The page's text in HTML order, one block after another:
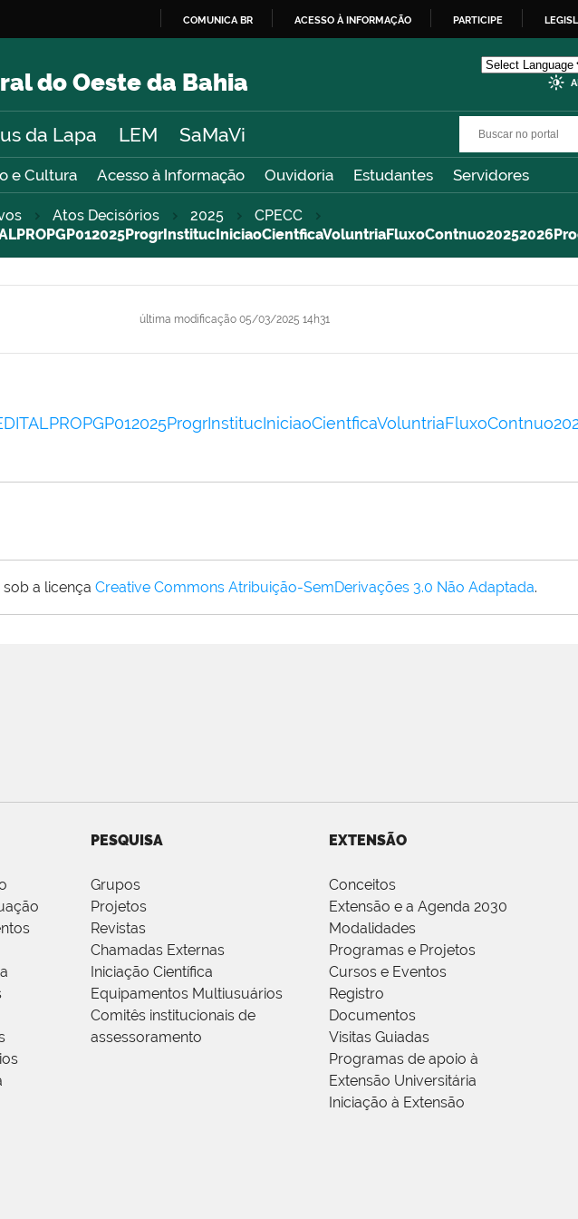
O
COMUNICA BR ACESSO À INFORMAÇÃO PARTICIPE
do Oeste da Bahia
da Lapa LEM SaMaVi
e Cultura Acesso à Informação Ouvidoria Estudantes Servidores
Atos Decisórios 2025
CPECC
última modificação 05/03/2025 14h31
a licença Creative Commons Atribuição-SemDerivações 3.0 Não Adaptada.
PESQUISA
Grupos
Projetos
Revistas
Chamadas Externas
Iniciação Científica
Equipamentos Multiusuários
Comitês institucionais de
assessoramento
EXTENSÃO
Conceitos
Extensão e a Agenda 2030
Modalidades
Programas e Projetos
Cursos e Eventos
Registro
Documentos
Visitas Guiadas
Programas de apoio à
Extensão Universitária
Iniciação à Extensão